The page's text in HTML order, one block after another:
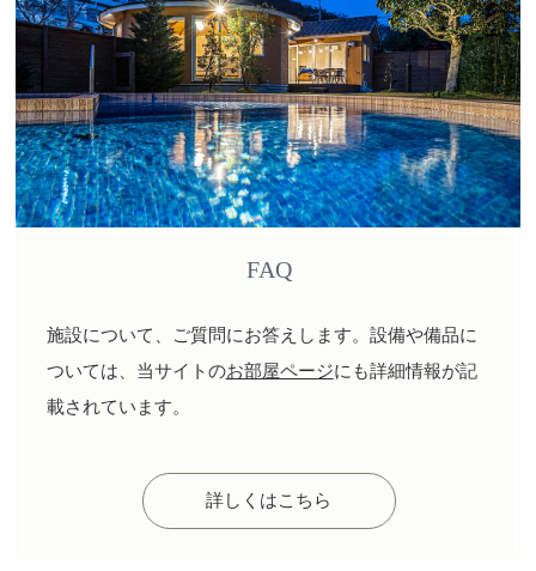
FAQ
施設について、ご質問にお答えします。設備や備品に
ついては、当サイトのお部屋ページにも詳細情報が記
載されています。
詳しくはこちら